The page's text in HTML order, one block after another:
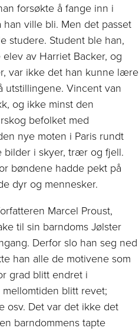
forsøkte å fange inn i
ville bli. Men det passet
studere. Student ble han,
av Harriet Backer, og
var ikke det han kunne lære
utstillingene. Vincent van
og ikke minst den
befolket med
nye moten i Paris rundt
bilder i skyer, trær og fjell.
bøndene hadde pekt på
dyr og mennesker.
Marcel Proust,
til sin barndoms Jølster
Derfor slo han seg ned
han alle de motivene som
grad blitt endret i
blitt revet;
osv. Det var det ikke det
barn­dommens tapte